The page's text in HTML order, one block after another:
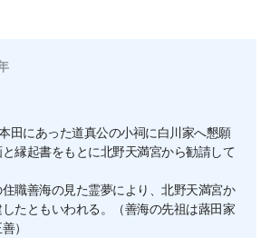
田にあった道真公の小祠に白川家へ懇願
と縁起書をもとに北野天満宮から勧請して
職善海の見た霊夢により、北野天満宮か
たともいわれる。（善海の先祖は蕗田家
）